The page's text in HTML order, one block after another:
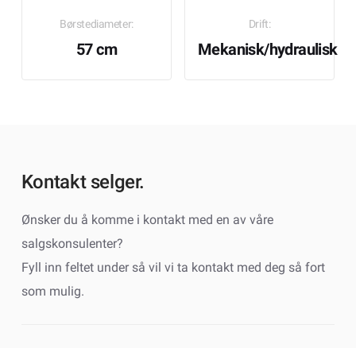
Børstediameter:
57 cm
Drift:
Mekanisk/hydraulisk
Kontakt selger.
Ønsker du å komme i kontakt med en av våre
salgskonsulenter?
Fyll inn feltet under så vil vi ta kontakt med deg så fort
som mulig.